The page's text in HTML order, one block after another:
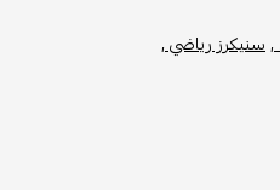
سنيكرز رياضي ,